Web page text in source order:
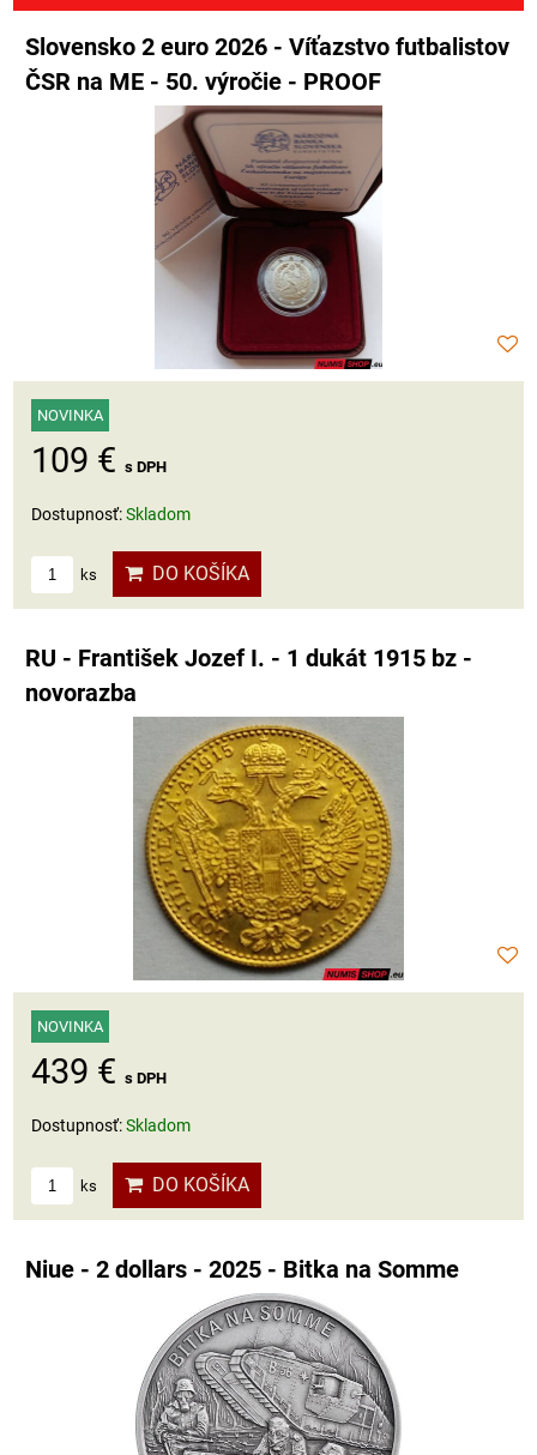
Slovensko 2 euro 2026 - Víťazstvo futbalistov
ČSR na ME - 50. výročie - PROOF
NOVINKA
109 € s DPH
Dostupnosť:Skladom
ks DO KOŠÍKA
RU - František Jozef I. - 1 dukát 1915 bz -
novorazba
NOVINKA
439 € s DPH
Dostupnosť:Skladom
ks DO KOŠÍKA
Niue - 2 dollars - 2025 - Bitka na Somme